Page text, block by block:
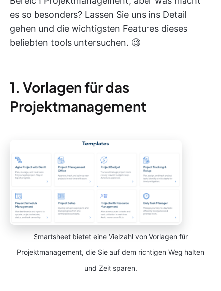
es so besonders? Lassen Sie uns ins Detail
gehen und die wichtigsten Features dieses
beliebten tools untersuchen. 🧐
1. Vorlagen für das
Projektmanagement
Smartsheet bietet eine Vielzahl von Vorlagen für
Projektmanagement, die Sie auf dem richtigen Weg halten
und Zeit sparen.